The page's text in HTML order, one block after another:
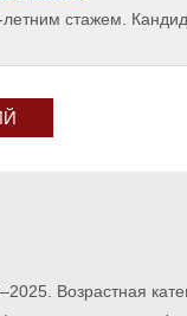
стажем.
Возрастная